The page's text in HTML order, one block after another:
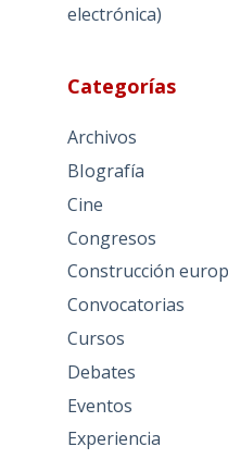
electrónica)
Categorías
Archivos
BIografía
Cine
Congresos
Construcción
Convocatorias
Cursos
Debates
Eventos
Experiencia